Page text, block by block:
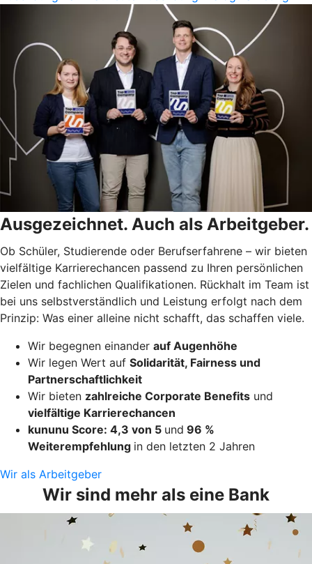
Ausgezeichnet. Auch als Arbeitgeber.
Ob Schüler, Studierende oder Berufserfahrene – wir bieten
vielfältige Karrierechancen passend zu Ihren persönlichen
Zielen und fachlichen Qualifikationen. Rückhalt im Team ist
bei uns selbstverständlich und Leistung erfolgt nach dem
Prinzip: Was einer alleine nicht schafft, das schaffen viele.
Wir begegnen einander auf Augenhöhe
Wir legen Wert auf Solidarität, Fairness und
Partnerschaftlichkeit
Wir bieten zahlreiche Corporate Benefits und
vielfältige Karrierechancen
kununu Score: 4,3 von 5 und 96 %
Weiterempfehlung in den letzten 2 Jahren
Wir als Arbeitgeber
Wir sind mehr als eine Bank